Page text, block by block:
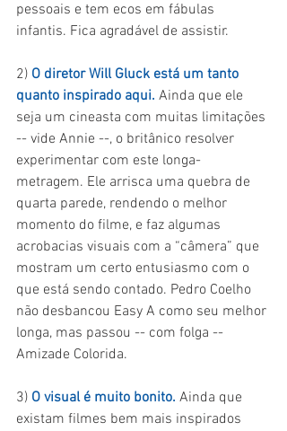
pessoais e tem ecos em fábulas
infantis. Fica agradável de assistir.
2) O diretor Will Gluck está um tanto
quanto inspirado aqui. Ainda que ele
seja um cineasta com muitas limitações
-- vide Annie --, o britânico resolver
experimentar com este longa-
metragem. Ele arrisca uma quebra de
quarta parede, rendendo o melhor
momento do filme, e faz algumas
acrobacias visuais com a “câmera” que
mostram um certo entusiasmo com o
que está sendo contado. Pedro Coelho
não desbancou Easy A como seu melhor
longa, mas passou -- com folga --
Amizade Colorida.
3) O visual é muito bonito. Ainda que
existam filmes bem mais inspirados